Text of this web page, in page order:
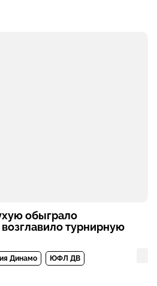
обыграло
турнирную
Динамо
ЮФЛ ДВ